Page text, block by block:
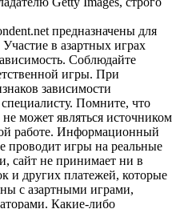
предназначены для
в азартных играх
Соблюдайте
игры. При
зависимости
Помните, что
может являться источником
работе. Информационный
проводит игры на реальные
сайт не принимает ни в
и других платежей, которые
с азартными играми,
Какие-либо